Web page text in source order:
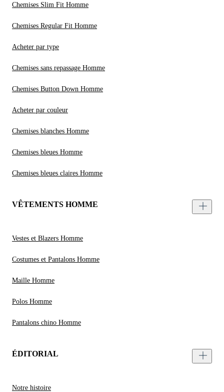
Chemises Slim Fit Homme
Chemises Regular Fit Homme
Acheter par type
Chemises sans repassage Homme
Chemises Button Down Homme
Acheter par couleur
Chemises blanches Homme
Chemises bleues Homme
Chemises bleues claires Homme
VÊTEMENTS HOMME
Vestes et Blazers Homme
Costumes et Pantalons Homme
Maille Homme
Polos Homme
Pantalons chino Homme
ÉDITORIAL
Notre histoire